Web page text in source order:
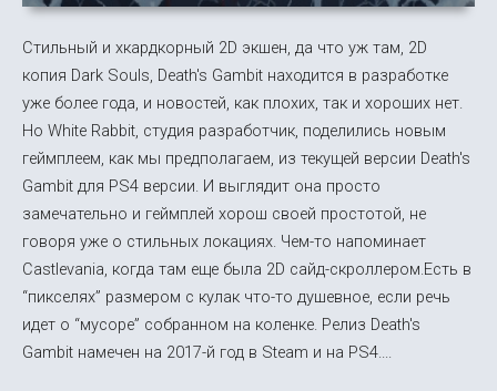
Стильный и хкардкорный 2D экшен, да что уж там, 2D
копия Dark Souls, Death's Gambit находится в разработке
уже более года, и новостей, как плохих, так и хороших нет.
Но White Rabbit, студия разработчик, поделились новым
геймплеем, как мы предполагаем, из текущей версии Death's
Gambit для PS4 версии. И выглядит она просто
замечательно и геймплей хорош своей простотой, не
говоря уже о стильных локациях. Чем-то напоминает
Castlevania, когда там еще была 2D сайд-скроллером.Есть в
“пикселях” размером с кулак что-то душевное, если речь
идет о “мусоре” собранном на коленке. Релиз Death's
Gambit намечен на 2017-й год в Steam и на PS4....